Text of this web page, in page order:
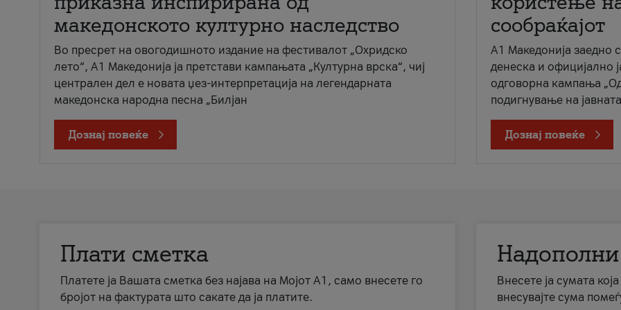
македонското културно наследство
Во пресрет на овогодишното издание на фестивалот „Охридско
лето“, А1 Македонија ја претстави кампањата „Културна врска“, чиј
централен дел е новата џез-интерпретација на легендарната
македонска народна песна „Билјан
Дознај повеќе
сообраќајот
A1 Македонија заедно
денеска и официјално
одговорна кампања
подигнување на
Дознај повеќе
Плати сметка
Платете ја Вашата сметка без најава на Мојот А1, само внесете го
бројот на фактурата што сакате да ја платите.
Внесете ја сумата
внесувајте сума